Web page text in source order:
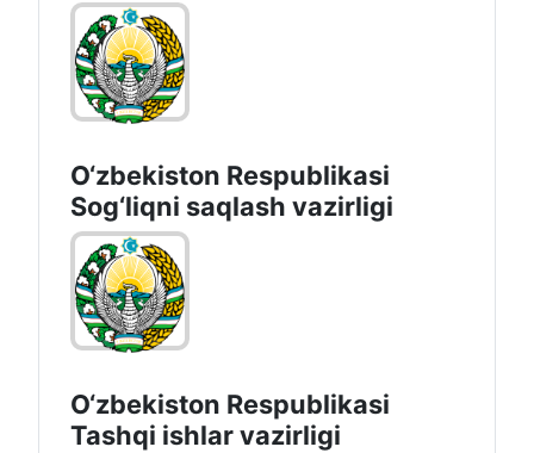
O‘zbеkistоn Rеspublikаsi
Sоg‘liqni saqlash vаzirligi
O‘zbеkistоn Rеspublikаsi
Tashqi ishlаr vаzirligi